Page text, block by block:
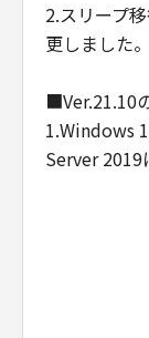
2.スリープ
更しました。
■Ver.21.10
1.Windows
Server 2019